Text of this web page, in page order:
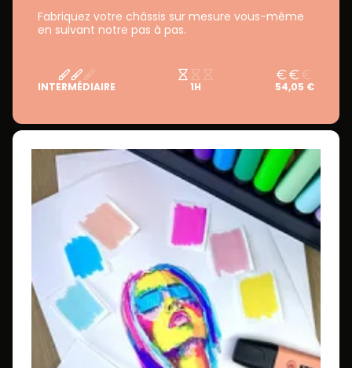
Fabriquez votre châssis sur mesure vous-même
en suivant notre pas à pas.
INTERMÉDIAIRE 1H 54,05 €